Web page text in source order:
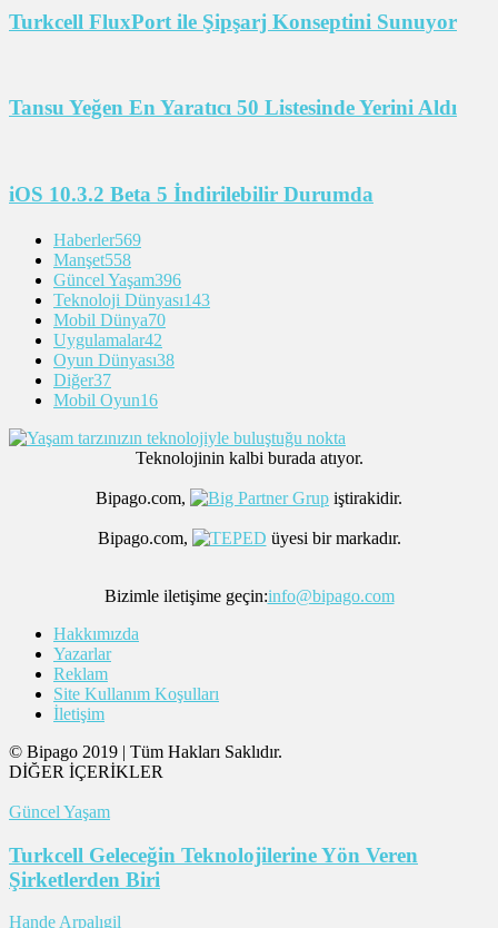
Turkcell FluxPort ile Şipşarj Konseptini Sunuyor
Tansu Yeğen En Yaratıcı 50 Listesinde Yerini Aldı
iOS 10.3.2 Beta 5 İndirilebilir Durumda
Haberler569
Manşet558
Güncel Yaşam396
Teknoloji Dünyası143
Mobil Dünya70
Uygulamalar42
Oyun Dünyası38
Diğer37
Mobil Oyun16
Teknolojinin kalbi burada atıyor.
Bipago.com, iştirakidir.
Bipago.com, üyesi bir markadır.
Bizimle iletişime geçin:info@bipago.com
Hakkımızda
Yazarlar
Reklam
Site Kullanım Koşulları
İletişim
© Bipago 2019 | Tüm Hakları Saklıdır.
DİĞER İÇERİKLER
Güncel Yaşam
Turkcell Geleceğin Teknolojilerine Yön Veren
Şirketlerden Biri
Hande Arpalıgil